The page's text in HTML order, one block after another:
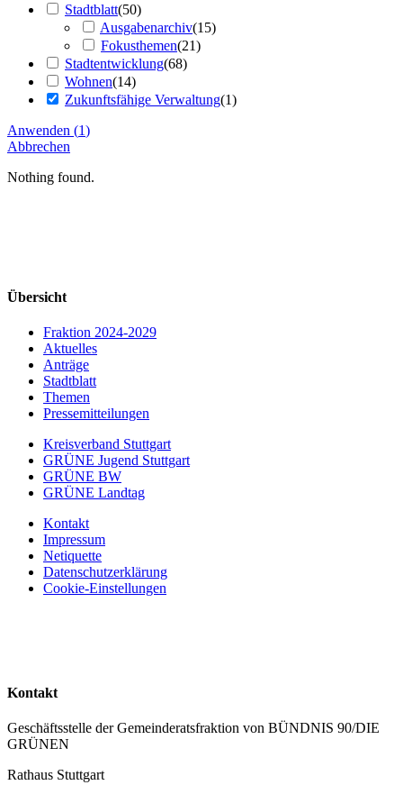
Stadtblatt(50)
Ausgabenarchiv(15)
Fokusthemen(21)
Stadtentwicklung(68)
Wohnen(14)
Zukunftsfähige Verwaltung(1)
Anwenden (1)
Abbrechen
Nothing found.
Übersicht
Fraktion 2024-2029
Aktuelles
Anträge
Stadtblatt
Themen
Pressemitteilungen
Kreisverband Stuttgart
GRÜNE Jugend Stuttgart
GRÜNE BW
GRÜNE Landtag
Kontakt
Impressum
Netiquette
Datenschutzerklärung
Cookie-Einstellungen
Kontakt
Geschäftsstelle der Gemeinderatsfraktion von BÜNDNIS 90/DIE
GRÜNEN
Rathaus Stuttgart